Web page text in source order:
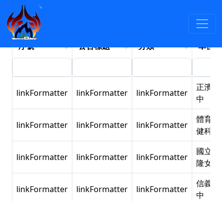
最新消息
2017
序號 公告標題 分類 單位
linkFormatter linkFormatter linkFormatter
正濱國
中
linkFormatter linkFormatter linkFormatter
體育保
健科
linkFormatter linkFormatter linkFormatter
國立基
隆女中
linkFormatter linkFormatter linkFormatter
信義國
中